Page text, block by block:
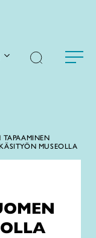
TAPAAMINEN
MUSEOLLA